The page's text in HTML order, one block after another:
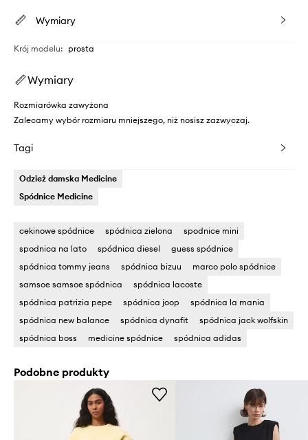
Wymiary
Krój modelu: prosta
Wymiary
Rozmiarówka zawyżona
Zalecamy wybór rozmiaru mniejszego, niż nosisz zazwyczaj.
Tagi
Odzież damska Medicine
Spódnice Medicine
cekinowe spódnice spódnica zielona
spodnice mini
spodnica na lato
spódnica diesel
guess spódnice
spódnica tommy jeans
spódnica bizuu
marco polo spódnice
samsoe samsoe spódnica
spódnica lacoste
spódnica patrizia pepe
spódnica joop
spódnica la mania
spódnica new balance
spódnica dynafit
spódnica jack wolfskin
spódnica boss
medicine spódnice spódnica adidas
Podobne produkty